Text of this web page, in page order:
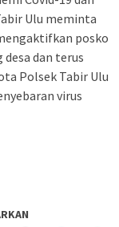
Ulu meminta
posko
desa dan terus
Polsek Tabir Ulu
virus